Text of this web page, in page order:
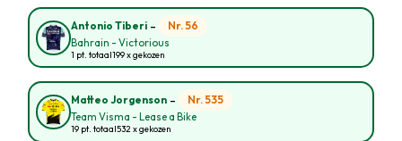
Antonio Tiberi - Nr. 56
Bahrain - Victorious
1 pt. totaal199 x gekozen
Matteo Jorgenson - Nr. 535
Team Visma - Lease a Bike
19 pt. totaal532 x gekozen